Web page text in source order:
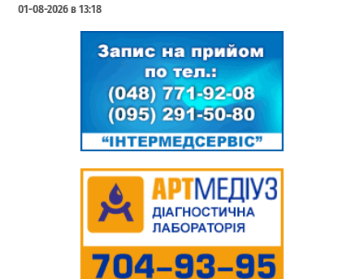
01-08-2026 в 13:18